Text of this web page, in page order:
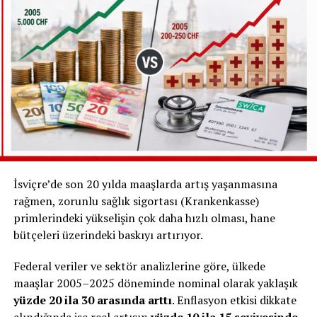
Çoğu kişiyüzde 50 veya daha düşük oranlarda
çalışıyor
Sadece yaklaşıkher 7 kişiden 1’i tam zamanlı
çalışıyor
Tam zamanlı çalışanların ise önemli bir bölümü
serbest (kendi işini yapan)kişilerden oluşuyor
İsviçre’de son 20 yılda maaşlarda artış yaşanmasına
rağmen, zorunlu sağlık sigortası (Krankenkasse)
primlerindeki yükselişin çok daha hızlı olması, hane
bütçeleri üzerindeki baskıyı artırıyor.
Federal veriler ve sektör analizlerine göre, ülkede
maaşlar 2005–2025 döneminde nominal olarak yaklaşık
yüzde 20 ila 30 arasında arttı. Enflasyon etkisi dikkate